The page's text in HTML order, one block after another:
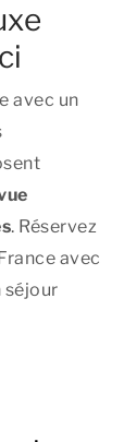
avec un
. Réservez
avec
séjour